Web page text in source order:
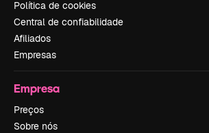
Política de cookies
Central de confiabilidade
Afiliados
Empresas
Empresa
Preços
Sobre nós